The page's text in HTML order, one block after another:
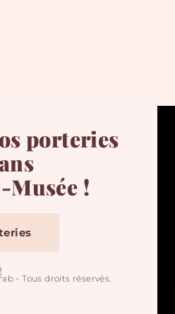
porteries
Musée !
- Tous droits réservés.